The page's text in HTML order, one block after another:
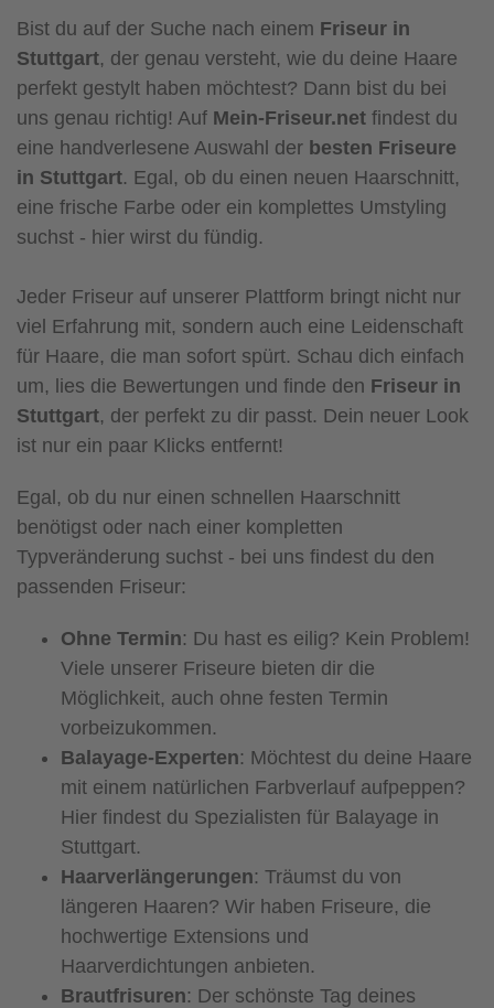
Bist du auf der Suche nach einem Friseur in
Stuttgart, der genau versteht, wie du deine Haare
perfekt gestylt haben möchtest? Dann bist du bei
uns genau richtig! Auf Mein-Friseur.net findest du
eine handverlesene Auswahl der besten Friseure
in Stuttgart. Egal, ob du einen neuen Haarschnitt,
eine frische Farbe oder ein komplettes Umstyling
suchst - hier wirst du fündig.
Jeder Friseur auf unserer Plattform bringt nicht nur
viel Erfahrung mit, sondern auch eine Leidenschaft
für Haare, die man sofort spürt. Schau dich einfach
um, lies die Bewertungen und finde den Friseur in
Stuttgart, der perfekt zu dir passt. Dein neuer Look
ist nur ein paar Klicks entfernt!
Egal, ob du nur einen schnellen Haarschnitt
benötigst oder nach einer kompletten
Typveränderung suchst - bei uns findest du den
passenden Friseur:
Ohne Termin: Du hast es eilig? Kein Problem!
Viele unserer Friseure bieten dir die
Möglichkeit, auch ohne festen Termin
vorbeizukommen.
Balayage-Experten: Möchtest du deine Haare
mit einem natürlichen Farbverlauf aufpeppen?
Hier findest du Spezialisten für Balayage in
Stuttgart.
Haarverlängerungen: Träumst du von
längeren Haaren? Wir haben Friseure, die
hochwertige Extensions und
Haarverdichtungen anbieten.
Brautfrisuren: Der schönste Tag deines